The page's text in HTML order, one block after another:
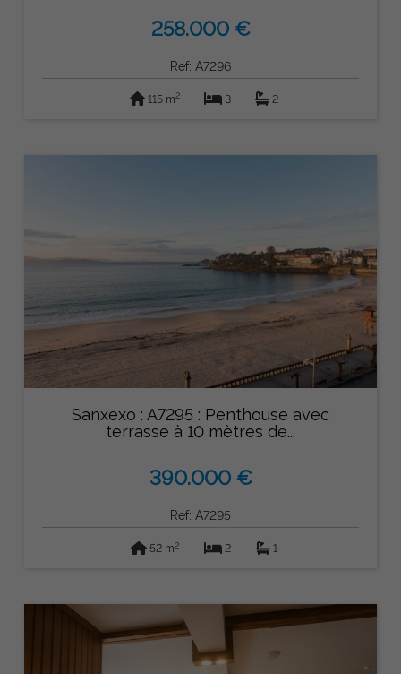
258.000 €
Ref: A7296
115 m2 3 2
Sanxexo : A7295 : Penthouse avec
terrasse à 10 mètres de...
390.000 €
Ref: A7295
52 m2 2 1